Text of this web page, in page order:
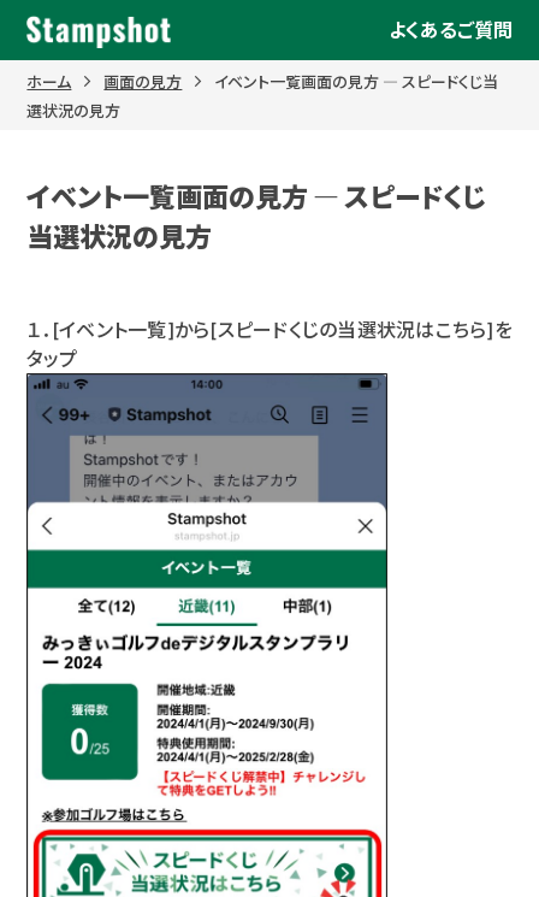
Skip
content
よくあるご質問
ホーム 画面の見方
イベント一覧画面の見方 ― スピードくじ当
選状況の見方
イベント一覧画面の見方 ― スピードくじ
当選状況の見方
１．[イベント一覧]から[スピードくじの当選状況はこちら]を
タップ